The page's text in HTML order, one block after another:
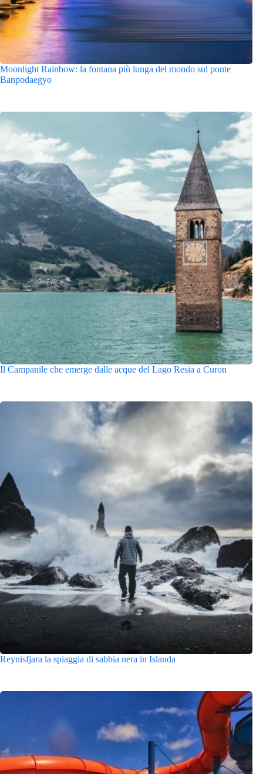
Moonlight Rainbow: la fontana più lunga del mondo sul ponte
Banpodaegyo
Il Campanile che emerge dalle acque del Lago Resia a Curon
Reynisfjara la spiaggia di sabbia nera in Islanda